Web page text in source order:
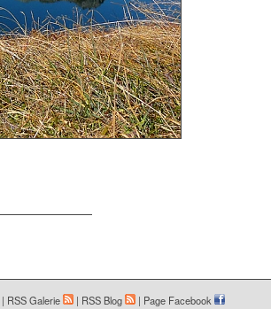
| RSS Galerie | RSS Blog | Page Facebook